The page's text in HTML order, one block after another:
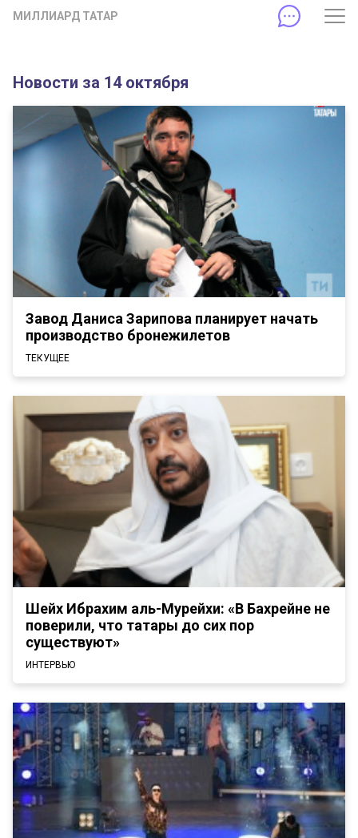
МИЛЛИАРД ТАТАР
Новости за 14 октября
Завод Даниса Зарипова планирует начать
производство бронежилетов
ТЕКУЩЕЕ
Шейх Ибрахим аль-Мурейхи: «В Бахрейне не
поверили, что татары до сих пор
существуют»
ИНТЕРВЬЮ